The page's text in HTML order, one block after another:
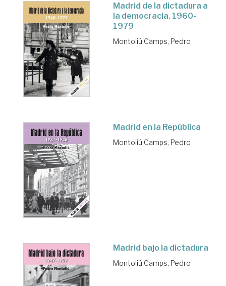
Madrid de la dictadura a
la democracia. 1960-
1979
Montoliú Camps, Pedro
Madrid en la República
Montoliú Camps, Pedro
Madrid bajo la dictadura
Montoliú Camps, Pedro